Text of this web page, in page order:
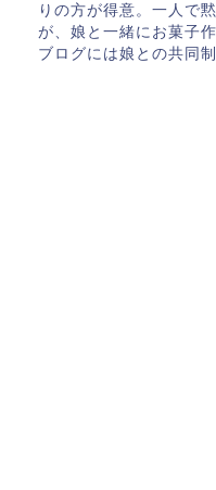
りの方が得意。一人で
が、娘と一緒にお菓子
ブログには娘との共同